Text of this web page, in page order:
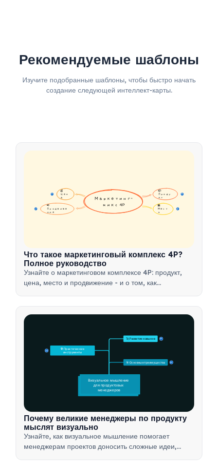
Рекомендуемые шаблоны
Изучите подобранные шаблоны, чтобы быстро начать
создание следующей интеллект-карты.
📦
Проду
кт
16
💰
Цен
а
16
🏪
Мест
о
17
📢
Продвиже
ние
17
Маркетинг-
микс 4P
Что такое маркетинговый комплекс 4P?
Полное руководство
Узнайте о маркетинговом комплексе 4P: продукт,
цена, место и продвижение - и о том, как
🎯 Основные преимущества 15
🛠️ Практические
инструменты
15
🚀 Развитие навыков 15
Визуальное мышление
для продуктовых
менеджеров
Почему великие менеджеры по продукту
мыслят визуально
Узнайте, как визуальное мышление помогает
менеджерам проектов доносить сложные идеи,